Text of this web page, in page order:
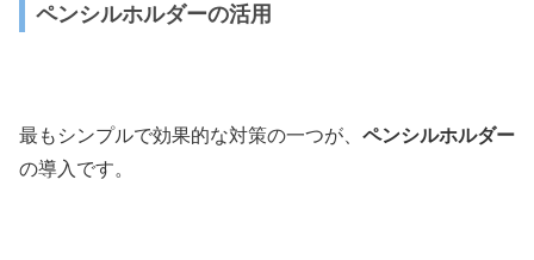
ペンシルホルダーの活用
最もシンプルで効果的な対策の一つが、 ペンシルホルダー
の導入です。